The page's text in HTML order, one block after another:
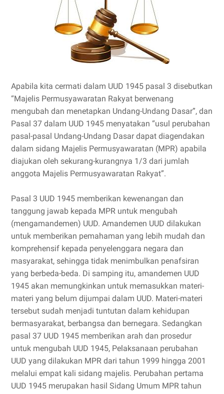
Apabila kita cermati dalam UUD 1945 pasal 3 disebutkan
“Majelis Permusyawaratan Rakyat berwenang
mengubah dan menetapkan Undang-Undang Dasar”, dan
Pasal 37 dalam UUD 1945 menyatakan “usul perubahan
pasal-pasal Undang-Undang Dasar dapat diagendakan
dalam sidang Majelis Permusyawaratan (MPR) apabila
diajukan oleh sekurang-kurangnya 1/3 dari jumlah
anggota Majelis Permusyawaratan Rakyat”.
Pasal 3 UUD 1945 memberikan kewenangan dan
tanggung jawab kepada MPR untuk mengubah
(mengamandemen) UUD. Amandemen UUD dilakukan
untuk memberikan pemahaman yang lebih mudah dan
komprehensif kepada penyelenggara negara dan
masyarakat, sehingga tidak menimbulkan penafsiran
yang berbeda-beda. Di samping itu, amandemen UUD
1945 akan memungkinkan untuk memasukkan materi-
materi yang belum dijumpai dalam UUD. Materi-materi
tersebut sudah menjadi tuntutan dalam kehidupan
bermasyarakat, berbangsa dan bernegara. Sedangkan
pasal 37 UUD 1945 memberikan arah dan prosedur
untuk mengubah UUD 1945, Pelaksanaan perubahan
UUD yang dilakukan MPR dari tahun 1999 hingga 2001
melalui empat kali sidang majelis. Perubahan pertama
UUD 1945 merupakan hasil Sidang Umum MPR tahun